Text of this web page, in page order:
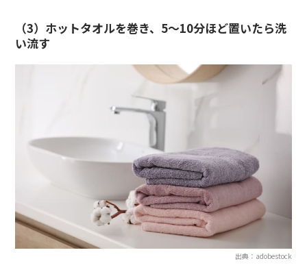
（3）ホットタオルを巻き、5～10分ほど置いたら洗
い流す
出典：adobestock